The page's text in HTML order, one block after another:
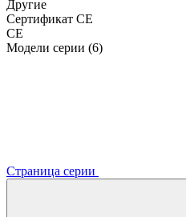
Другие
Сертификат CE
CE
Модели серии (6)
Страница серии